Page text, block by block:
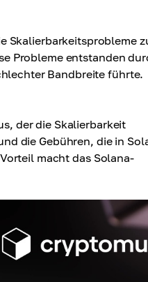
Skalierbarkeitsprobleme
Probleme entstanden
Bandbreite führte.
der die Skalierbarkeit
die Gebühren, die in
macht das Solana-